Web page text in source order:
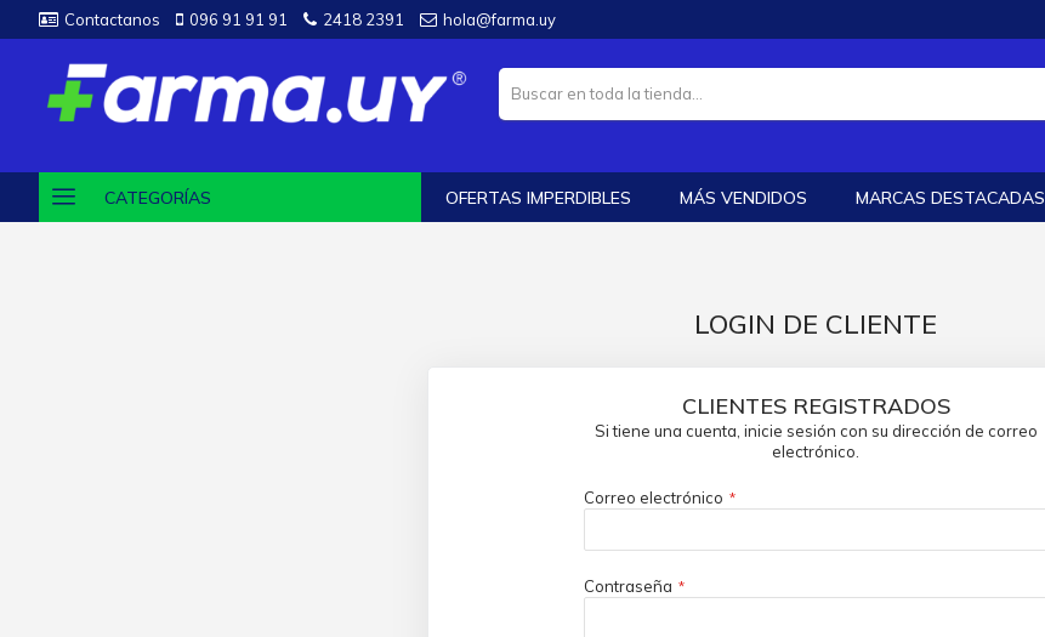
Contactanos 096 91 91 91 2418 2391 hola@farma.uy
CATEGORÍAS OFERTAS IMPERDIBLES MÁS VENDIDOS MARCAS DESTACADAS
LOGIN DE CLIENTE
CLIENTES REGISTRADOS
Si tiene una cuenta, inicie sesión con su dirección de correo
electrónico.
Correo electrónico
Contraseña